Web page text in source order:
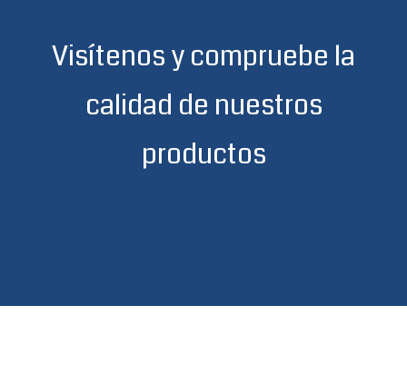
Visítenos y compruebe la
calidad de nuestros
productos